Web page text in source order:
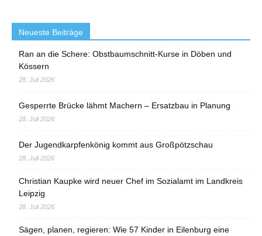
Neueste Beiträge
Ran an die Schere: Obstbaumschnitt-Kurse in Döben und
Kössern
28. Juli 2026
Gesperrte Brücke lähmt Machern – Ersatzbau in Planung
28. Juli 2026
Der Jugendkarpfenkönig kommt aus Großpötzschau
28. Juli 2026
Christian Kaupke wird neuer Chef im Sozialamt im Landkreis
Leipzig
28. Juli 2026
Sägen, planen, regieren: Wie 57 Kinder in Eilenburg eine